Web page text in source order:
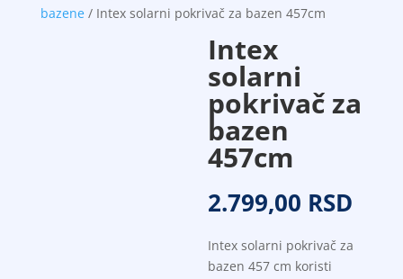
bazene/ Intex solarni pokrivač za bazen 457cm
Intex
solarni
pokrivač za
bazen
457cm
2.799,00 RSD
Intex solarni pokrivač za
bazen 457 cm koristi